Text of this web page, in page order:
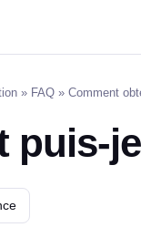
» FAQ » Comment
puis-